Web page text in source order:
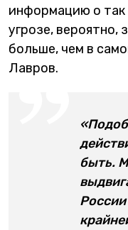
информацию о так
угрозе, вероятно,
больше, чем в
Лавров.
быть.